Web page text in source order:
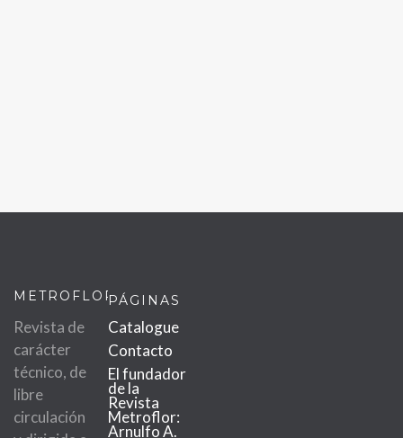
METROFLOR
Revista de
carácter
técnico, de
libre
circulación
PÁGINAS
Catalogue
Contacto
El fundador
de la
Revista
Metroflor:
Arnulfo A.